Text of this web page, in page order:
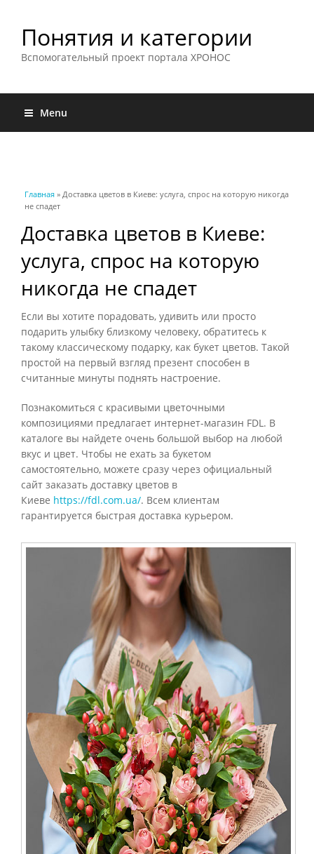
Понятия и категории
Вспомогательный проект портала ХРОНОС
Menu
Вы здесь
Главная » Доставка цветов в Киеве: услуга, спрос на которую никогда
не спадет
Доставка цветов в Киеве:
услуга, спрос на которую
никогда не спадет
Если вы хотите порадовать, удивить или просто
подарить улыбку близкому человеку, обратитесь к
такому классическому подарку, как букет цветов. Такой
простой на первый взгляд презент способен в
считанные минуты поднять настроение.
Познакомиться с красивыми цветочными
композициями предлагает интернет-магазин FDL. В
каталоге вы найдете очень большой выбор на любой
вкус и цвет. Чтобы не ехать за букетом
самостоятельно, можете сразу через официальный
сайт заказать доставку цветов в
Киеве https://fdl.com.ua/. Всем клиентам
гарантируется быстрая доставка курьером.